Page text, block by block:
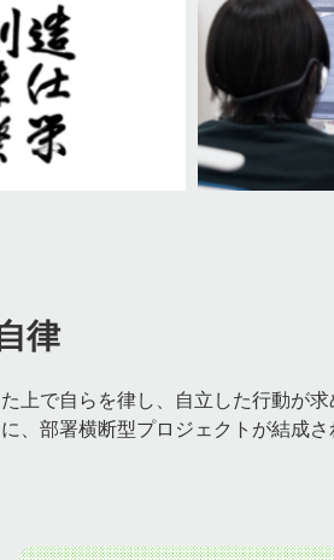
律
上で自らを律し、自立した行動が求
、部署横断型プロジェクトが結成さ